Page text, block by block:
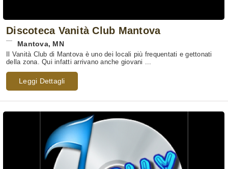
Discoteca Vanità Club Mantova
Mantova, MN
Il Vanità Club di Mantova è uno dei locali più frequentati e gettonati
della zona. Qui infatti arrivano anche giovani ...
Leggi Dettagli